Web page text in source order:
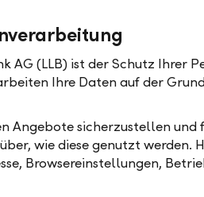
oder Präsenz bei
Und natürlich die
persönliche Netzwerke,
via LinkedIn und
von anderen Banken?
bei der LLB eigenständig
Denken. Ich kann
AG (LLB) ist der Schutz Ihrer
Ihre Daten auf der
Angebote sicherzustellen
wie diese genutzt werden.
Browsereinstellungen,